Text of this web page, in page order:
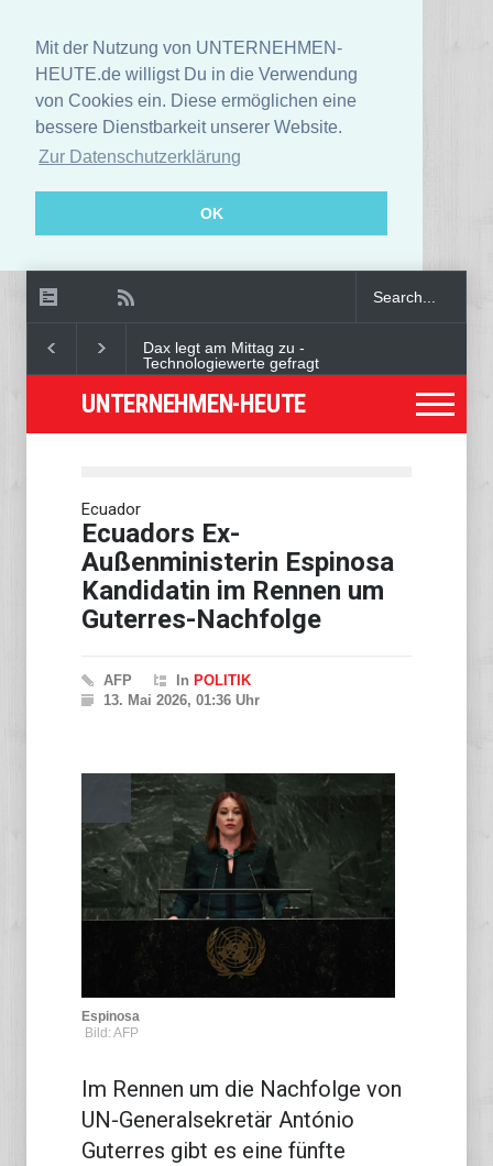
Mit der Nutzung von UNTERNEHMEN-
HEUTE.de willigst Du in die Verwendung
von Cookies ein. Diese ermöglichen eine
bessere Dienstbarkeit unserer Website.
Zur Datenschutzerklärung
OK
Dax legt am Mittag zu -
Technologiewerte gefragt
Angeklagter wegen Auto-
Militärbündnis
UNTERNEHMEN-HEUTE
Ecuador
Ecuadors Ex-
Außenministerin Espinosa
Kandidatin im Rennen um
Guterres-Nachfolge
AFP In POLITIK
13. Mai 2026, 01:36 Uhr
Espinosa
Bild: AFP
Im Rennen um die Nachfolge von
UN-Generalsekretär António
Guterres gibt es eine fünfte